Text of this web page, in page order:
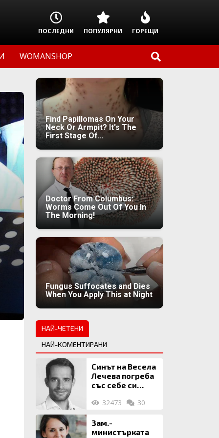
ПОСЛЕДНИ ПОПУЛЯРНИ ГОРЕЩИ
WOMANSHOP
Find Papillomas On Your
Neck Or Armpit? It's The
First Stage Of...
Doctor From Columbus:
Worms Come Out Of You In
The Morning!
Fungus Suffocates and Dies
When You Apply This at Night
НАЙ-ЧЕТЕНИ
НАЙ-КОМЕНТИРАНИ
Синът на Весела
Лечева погреба
със себе си
млн. евро
32473 30
Зам.-
министърката